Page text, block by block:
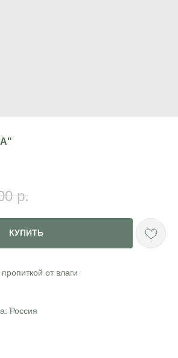
р.
КУПИТЬ
от влаги
Россия